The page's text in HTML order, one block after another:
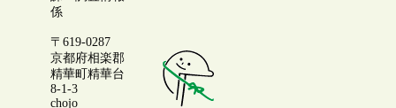
係
〒619-0287
京都府相楽郡
精華町精華台
8-1-3
chojo